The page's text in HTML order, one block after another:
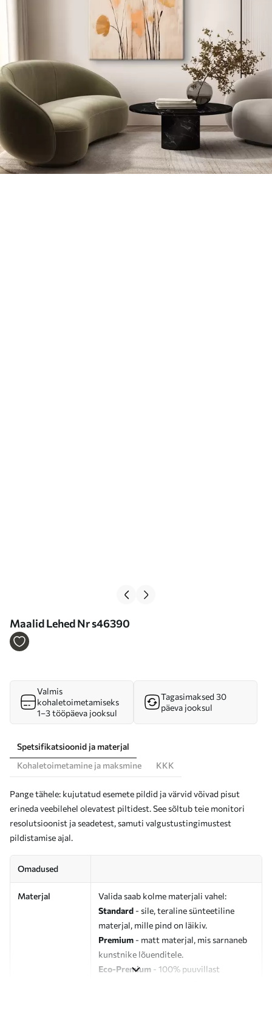
Maalid Lehed Nr s46390
Valmis
kohaletoimetamiseks
1–3 tööpäeva jooksul
Tagasimaksed 30
päeva jooksul
Spetsifikatsioonid ja materjal
Kohaletoimetamine ja maksmine
KKK
Pange tähele: kujutatud esemete pildid ja värvid võivad pisut
erineda veebilehel olevatest piltidest. See sõltub teie monitori
resolutsioonist ja seadetest, samuti valgustustingimustest
pildistamise ajal.
Omadused
Materjal
Valida saab kolme materjali vahel:
Standard - sile, teraline sünteetiline
materjal, mille pind on läikiv.
Premium - matt materjal, mis sarnaneb
kunstnike lõuenditele.
Eco-Premium - 100% puuvillast